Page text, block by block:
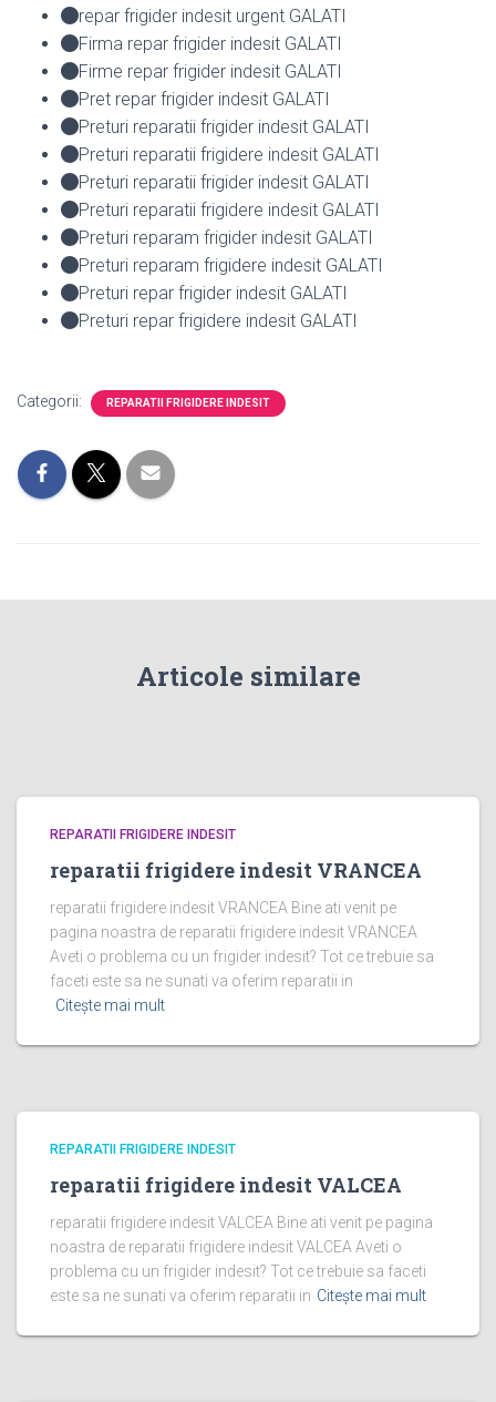
repar frigider indesit urgent GALATI
Firma repar frigider indesit GALATI
Firme repar frigider indesit GALATI
Pret repar frigider indesit GALATI
Preturi reparatii frigider indesit GALATI
Preturi reparatii frigidere indesit GALATI
Preturi reparatii frigider indesit GALATI
Preturi reparatii frigidere indesit GALATI
Preturi reparam frigider indesit GALATI
Preturi reparam frigidere indesit GALATI
Preturi repar frigider indesit GALATI
Preturi repar frigidere indesit GALATI
Categorii: REPARATII FRIGIDERE INDESIT
Articole similare
REPARATII FRIGIDERE INDESIT
reparatii frigidere indesit VRANCEA
reparatii frigidere indesit VRANCEA Bine ati venit pe
pagina noastra de reparatii frigidere indesit VRANCEA
Aveti o problema cu un frigider indesit? Tot ce trebuie sa
faceti este sa ne sunati va oferim reparatii in
Citește mai mult
REPARATII FRIGIDERE INDESIT
reparatii frigidere indesit VALCEA
reparatii frigidere indesit VALCEA Bine ati venit pe pagina
noastra de reparatii frigidere indesit VALCEA Aveti o
problema cu un frigider indesit? Tot ce trebuie sa faceti
este sa ne sunati va oferim reparatii in Citește mai mult